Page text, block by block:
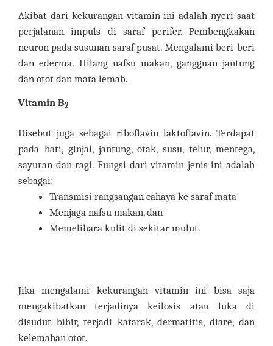
Akibat dari kekurangan vitamin ini adalah nyeri saat
perjalanan impuls di saraf perifer. Pembengkakan
neuron pada susunan saraf pusat. Mengalami beri-beri
dan ederma. Hilang nafsu makan, gangguan jantung
dan otot dan mata lemah.
Vitamin B2
Disebut juga sebagai riboflavin laktoflavin. Terdapat
pada hati, ginjal, jantung, otak, susu, telur, mentega,
sayuran dan ragi. Fungsi dari vitamin jenis ini adalah
sebagai:
Transmisi rangsangan cahaya ke saraf mata
Menjaga nafsu makan, dan
Memelihara kulit di sekitar mulut.
Jika mengalami kekurangan vitamin ini bisa saja
mengakibatkan terjadinya keilosis atau luka di
disudut bibir, terjadi katarak, dermatitis, diare, dan
kelemahan otot.